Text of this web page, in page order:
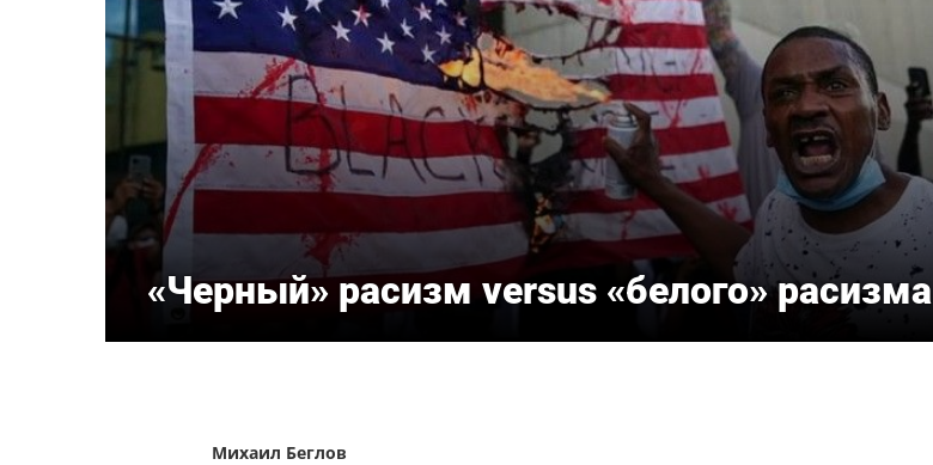
«Черный» расизм versus «белого» расизма
Михаил Беглов